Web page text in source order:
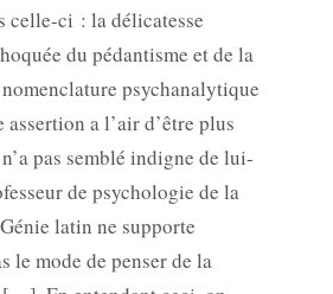
celle-ci : la délicatesse
du pédantisme et de la
psychanalytique
a l’air d’être plus
pas semblé indigne de lui-
de psychologie de la
latin ne supporte
le mode de penser de la